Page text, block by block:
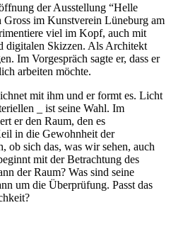
der Ausstellung “Helle
im Kunstverein Lüneburg am
viel im Kopf, auch mit
digitalen Skizzen. Als Architekt
Im Vorgespräch sagte er, dass er
arbeiten möchte.
mit ihm und er formt es. Licht
_ ist seine Wahl. Im
er den Raum, den es
in die Gewohnheit der
ob sich das, was wir sehen, auch
mit der Betrachtung des
der Raum? Was sind seine
um die Überprüfung. Passt das